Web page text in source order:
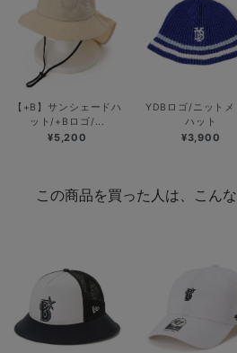
【+B】サンシェードハ
ット/+Bロゴ/...
¥5,200
YDBロゴ/ニットメ
ハット
¥3,900
この商品を買った人は、こん